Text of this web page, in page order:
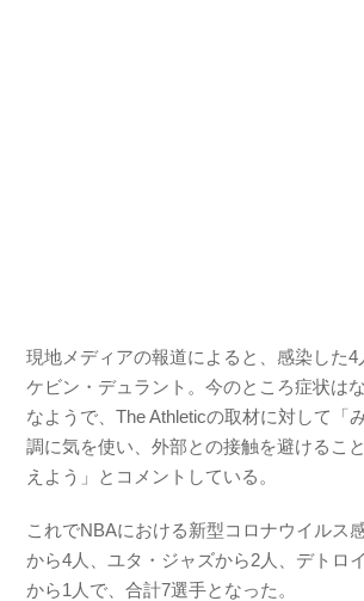
現地メディアの報道によると、感染した4
ケビン・デュラント。今のところ症状は
なようで、The Athleticの取材に対して「
調に気を使い、外部との接触を避けるこ
えよう」とコメントしている。
これでNBAにおける新型コロナウイルス
から4人、ユタ・ジャズから2人、デトロ
から1人で、合計7選手となった。